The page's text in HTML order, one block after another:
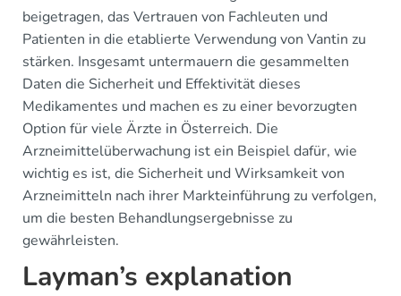
beigetragen, das Vertrauen von Fachleuten und
Patienten in die etablierte Verwendung von Vantin zu
stärken. Insgesamt untermauern die gesammelten
Daten die Sicherheit und Effektivität dieses
Medikamentes und machen es zu einer bevorzugten
Option für viele Ärzte in Österreich. Die
Arzneimittelüberwachung ist ein Beispiel dafür, wie
wichtig es ist, die Sicherheit und Wirksamkeit von
Arzneimitteln nach ihrer Markteinführung zu verfolgen,
um die besten Behandlungsergebnisse zu
gewährleisten.
Layman’s explanation